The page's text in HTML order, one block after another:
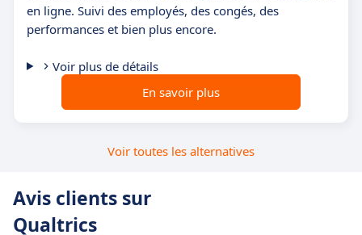
en ligne. Suivi des employés, des congés, des
performances et bien plus encore.
Voir plus de détails
En savoir plus
Voir toutes les alternatives
Avis clients sur
Qualtrics